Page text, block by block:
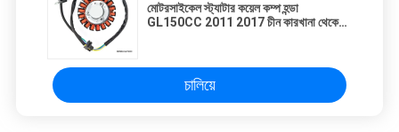
মোটরসাইকেল স্ট্যাটার কয়েল কম্প হন্ডা
GL150CC 2011 2017 চীন কারখানা থেকে
চালিয়ে